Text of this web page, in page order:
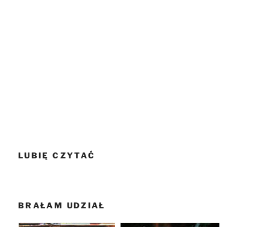
LUBIĘ CZYTAĆ
BRAŁAM UDZIAŁ